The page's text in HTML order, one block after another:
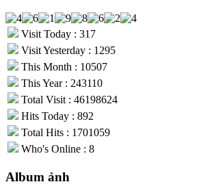
Visit Today : 317
Visit Yesterday : 1295
This Month : 10507
This Year : 243110
Total Visit : 46198624
Hits Today : 892
Total Hits : 1701059
Who's Online : 8
Album ảnh